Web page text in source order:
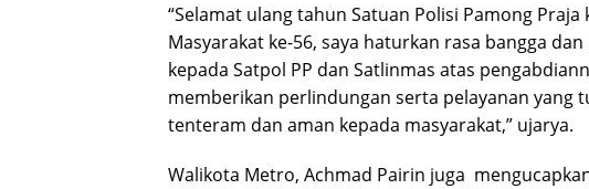
“Selamat ulang tahun Satuan Polisi Pamong
Masyarakat ke-56, saya haturkan rasa bangga
kepada Satpol PP dan Satlinmas atas
memberikan perlindungan serta pelayanan yang
tenteram dan aman kepada masyarakat,” ujarya.
Walikota Metro, Achmad Pairin juga